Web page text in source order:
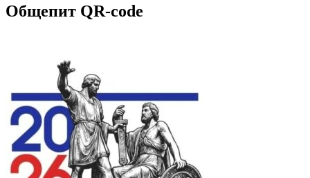
Общепит QR-code